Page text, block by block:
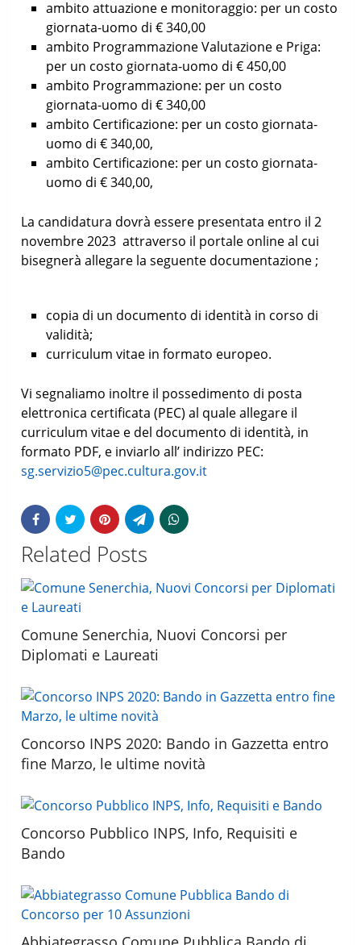
ambito attuazione e monitoraggio: per un costo
giornata-uomo di € 340,00
ambito Programmazione Valutazione e Priga:
per un costo giornata-uomo di € 450,00
ambito Programmazione: per un costo
giornata-uomo di € 340,00
ambito Certificazione: per un costo giornata-
uomo di € 340,00,
ambito Certificazione: per un costo giornata-
uomo di € 340,00,
La candidatura dovrà essere presentata entro il 2
novembre 2023 attraverso il portale online al cui
bisegnerà allegare la seguente documentazione ;
copia di un documento di identità in corso di
validità;
curriculum vitae in formato europeo.
Vi segnaliamo inoltre il possedimento di posta
elettronica certificata (PEC) al quale allegare il
curriculum vitae e del documento di identità, in
formato PDF, e inviarlo all’ indirizzo PEC:
sg.servizio5@pec.cultura.gov.it
Related Posts
Comune Senerchia, Nuovi Concorsi per
Diplomati e Laureati
Concorso INPS 2020: Bando in Gazzetta entro
fine Marzo, le ultime novità
Concorso Pubblico INPS, Info, Requisiti e
Bando